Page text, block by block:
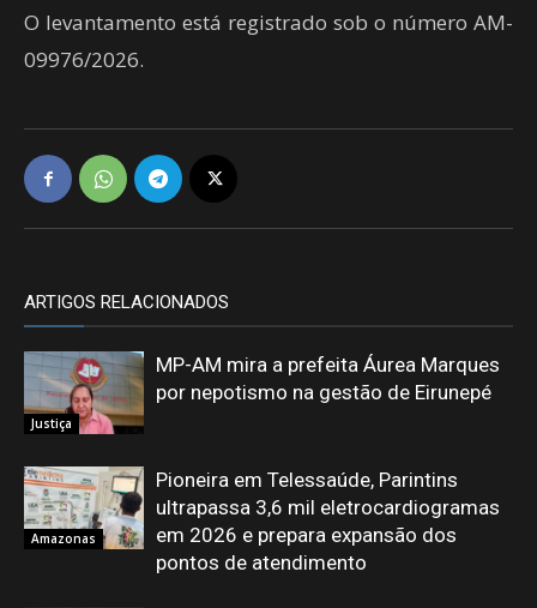
O levantamento está registrado sob o número AM-
09976/2026.
ARTIGOS RELACIONADOS
Justiça
MP-AM mira a prefeita Áurea Marques
por nepotismo na gestão de Eirunepé
Amazonas
Pioneira em Telessaúde, Parintins
ultrapassa 3,6 mil eletrocardiogramas
em 2026 e prepara expansão dos
pontos de atendimento